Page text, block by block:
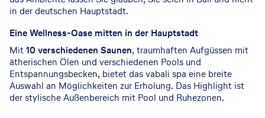
in der deutschen Hauptstadt.
Eine Wellness-Oase mitten in der Hauptstadt
Mit10 verschiedenen Saunen, traumhaften Aufgüssen mit
ätherischen Ölen und verschiedenen Pools und
Entspannungsbecken, bietet das vabali spa eine breite
Auswahl an Möglichkeiten zur Erholung. Das Highlight ist
der stylische Außenbereich mit Pool und Ruhezonen.